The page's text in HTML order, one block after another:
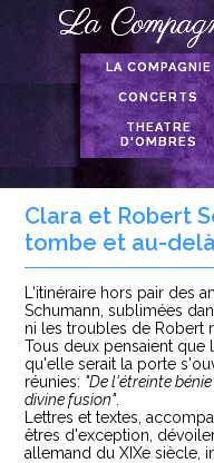
La
LA COMPAGNIE
CONCERTS
Concert
Concert Corps
Âmes
Album
THEATRE
D'OMBRES
Clara et Robert
tombe et au-delà
L'itinéraire hors pair des
Schumann, sublimées
ni les troubles de Robert
Tous deux pensaient que
qu'elle serait la porte
réunies: "De l'étreinte
divine fusion".
Lettres et textes,
êtres d'exception,
allemand du XIXe siècle,